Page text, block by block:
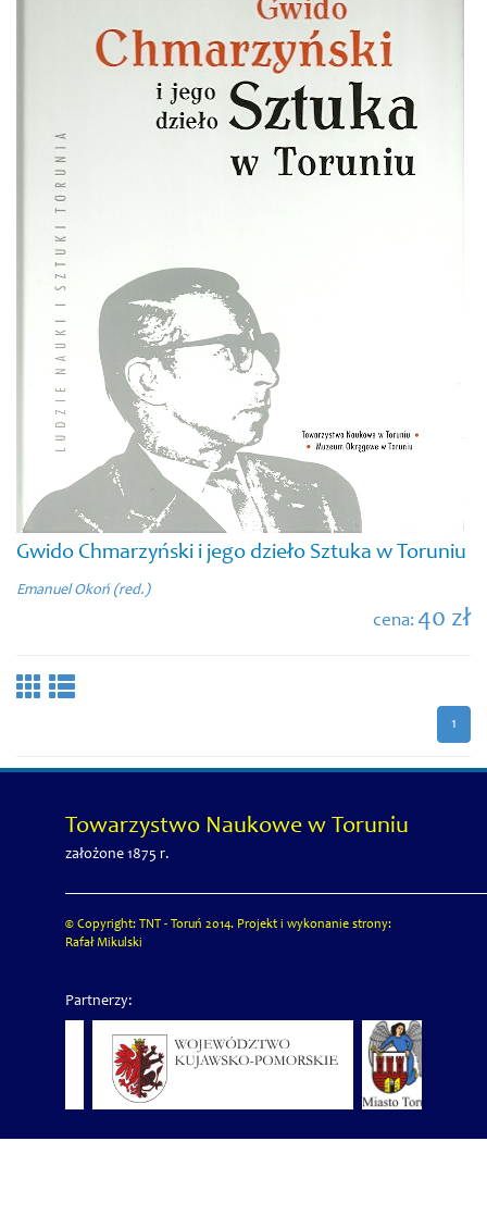
Gwido Chmarzyński i jego dzieło Sztuka w Toruniu
Emanuel Okoń (red.)
cena: 40 zł
1
Towarzystwo Naukowe w Toruniu
założone 1875 r.
© Copyright: TNT - Toruń 2014. Projekt i wykonanie strony:
Rafał Mikulski
Partnerzy: